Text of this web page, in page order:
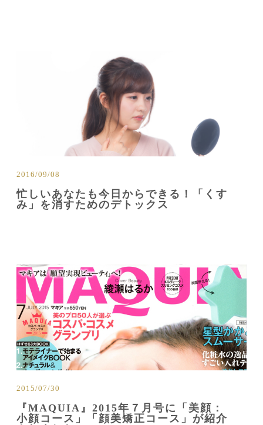
2016/09/08
忙しいあなたも今日からできる！「くす
み」を消すためのデトックス
2015/07/30
『MAQUIA』2015年７月号に「美顔：
小顔コース」「顔美矯正コース」が紹介